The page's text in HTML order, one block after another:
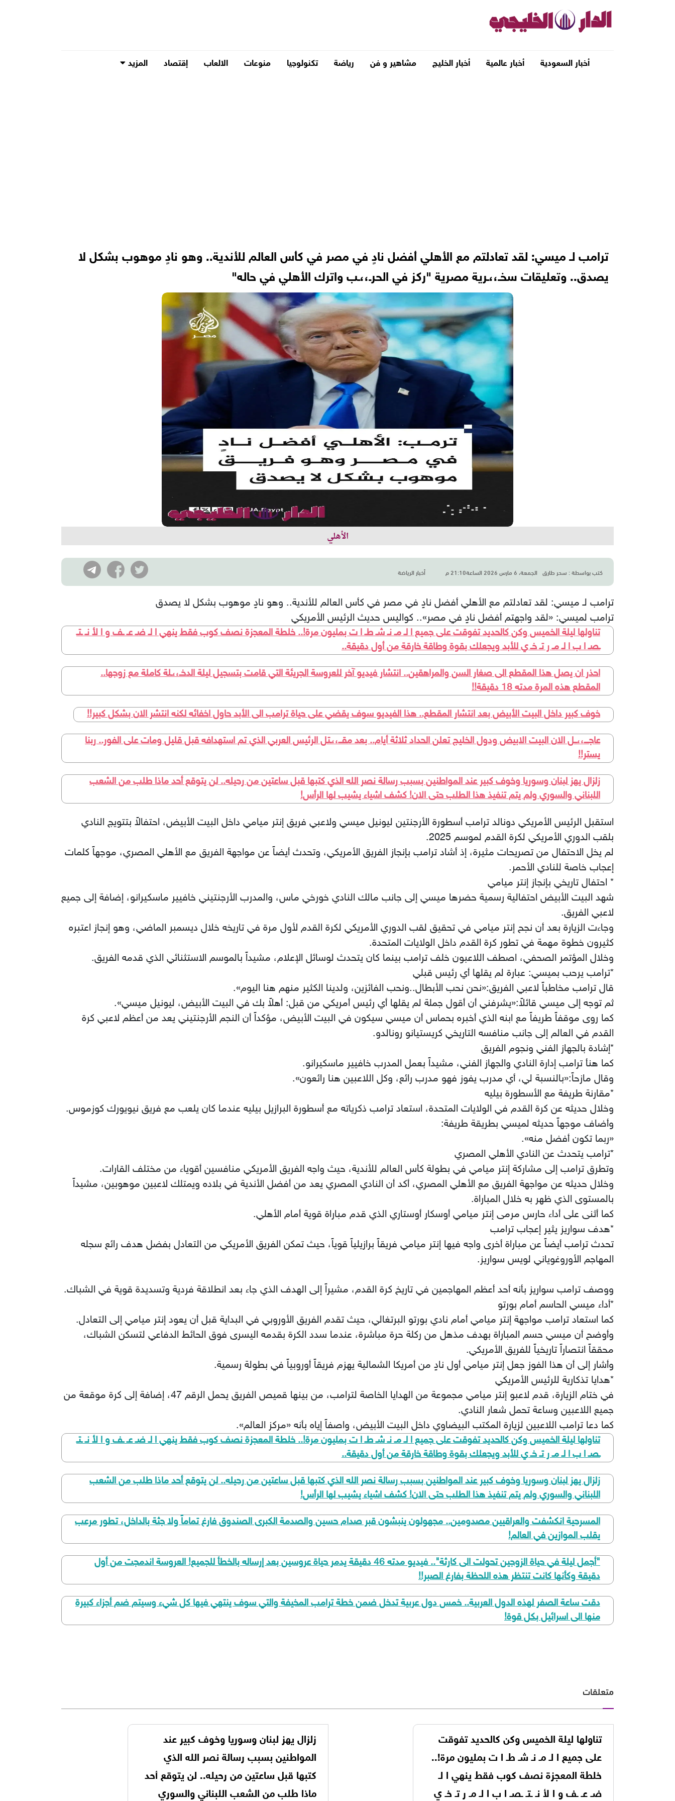
أخبار السعودية أخبار عالمية أخبار الخليج مشاهير و فن رياضة تكنولوجيا منوعات الالعاب إقتصاد المزيد
ترامب لـ ميسي: لقد تعادلتم مع الأهلي أفضل نادٍ في مصر في كأس العالم للأندية.. وهو نادٍ موهوب بشكل لا
يصدق.. وتعليقات سخـ،،ـرية مصرية "ركز في الحرـ،،ـب واترك الأهلي في حاله"
الأهلي
كتب بواسطة : سحر طارق الجمعة، 6 مارس 2026 الساعة21:10 م أخبار الرياضة
ترامب لـ ميسي: لقد تعادلتم مع الأهلي أفضل نادٍ في مصر في كأس العالم للأندية.. وهو نادٍ موهوب بشكل لا يصدق
ترامب لميسي: «لقد واجهتم أفضل نادٍ في مصر».. كواليس حديث الرئيس الأمريكي
تناولها ليلة الخميس وكن كالحديد تفوقت على جميع ا لـ مـ نـ شـ طـ ا ت بمليون مرة!.. خلطة المعجزة نصف كوب فقط ينهي ا لـ ضـ عـ ـف و ا لأ نـ ـتـ
ـصـ ا ب ا لـ مـ ر تـ خـ ي للأبد ويجعلك بقوة وطاقة خارقة من أول دقيقة..
احذر ان يصل هذا المقطع الى صغار السن والمراهقين.. انتشار فيديو آخر للعروسة الجريئة التي قامت بتسجيل ليلة الدخـ،،ـلة كاملة مع زوجها..
المقطع هذه المرة مدته 18 دقيقة!!
خوف كبير داخل البيت الأبيض بعد انتشار المقطع.. هذا الفيديو سوف يقضي على حياة ترامب الى الأبد حاول اخفائه لكنه انتشر الان بشكل كبير!!
عاجـــ،،ــل الان البيت الابيض ودول الخليج تعلن الحداد ثلاثة أيام.. بعد مقــ،،ـتل الرئيس العربي الذي تم استهدافه قبل قليل ومات على الفور.. ربنا
يستر!!
زلزال يهز لبنان وسوريا وخوف كبير عند المواطنين بسبب رسالة نصر الله الذي كتبها قبل ساعتين من رحيله.. لن يتوقع أحد ماذا طلب من الشعب
اللبناني والسوري ولم يتم تنفيذ هذا الطلب حتى الان! كشف اشياء يشيب لها الرأس!
استقبل الرئيس الأمريكي دونالد ترامب أسطورة الأرجنتين ليونيل ميسي ولاعبي فريق إنتر ميامي داخل البيت الأبيض، احتفالاً بتتويج النادي
بلقب الدوري الأمريكي لكرة القدم لموسم 2025.
لم يخل الاحتفال من تصريحات مثيرة، إذ أشاد ترامب بإنجاز الفريق الأمريكي، وتحدث أيضاً عن مواجهة الفريق مع الأهلي المصري، موجهاً كلمات
إعجاب خاصة للنادي الأحمر.
* احتفال تاريخي بإنجاز إنتر ميامي
شهد البيت الأبيض احتفالية رسمية حضرها ميسي إلى جانب مالك النادي خورخي ماس، والمدرب الأرجنتيني خافيير ماسكيرانو، إضافة إلى جميع
لاعبي الفريق.
وجاءت الزيارة بعد أن نجح إنتر ميامي في تحقيق لقب الدوري الأمريكي لكرة القدم لأول مرة في تاريخه خلال ديسمبر الماضي، وهو إنجاز اعتبره
كثيرون خطوة مهمة في تطور كرة القدم داخل الولايات المتحدة.
وخلال المؤتمر الصحفي، اصطف اللاعبون خلف ترامب بينما كان يتحدث لوسائل الإعلام، مشيداً بالموسم الاستثنائي الذي قدمه الفريق.
*ترامب يرحب بميسي: عبارة لم يقلها أي رئيس قبلي
قال ترامب مخاطباً لاعبي الفريق:«نحن نحب الأبطال..ونحب الفائزين، ولدينا الكثير منهم هنا اليوم».
ثم توجه إلى ميسي قائلاً:«يشرفني أن أقول جملة لم يقلها أي رئيس أمريكي من قبل: أهلاً بك في البيت الأبيض، ليونيل ميسي».
كما روى موقفاً طريفاً مع ابنه الذي أخبره بحماس أن ميسي سيكون في البيت الأبيض، مؤكداً أن النجم الأرجنتيني يعد من أعظم لاعبي كرة
القدم في العالم إلى جانب منافسه التاريخي كريستيانو رونالدو.
*إشادة بالجهاز الفني ونجوم الفريق
كما هنأ ترامب إدارة النادي والجهاز الفني، مشيداً بعمل المدرب خافيير ماسكيرانو.
وقال مازحاً:«بالنسبة لي، أي مدرب يفوز فهو مدرب رائع، وكل اللاعبين هنا رائعون».
*مقارنة طريفة مع الأسطورة بيليه
وخلال حديثه عن كرة القدم في الولايات المتحدة، استعاد ترامب ذكرياته مع أسطورة البرازيل بيليه عندما كان يلعب مع فريق نيويورك كوزموس.
وأضاف موجهاً حديثه لميسي بطريقة طريفة:
«ربما تكون أفضل منه».
*ترامب يتحدث عن النادي الأهلي المصري
وتطرق ترامب إلى مشاركة إنتر ميامي في بطولة كأس العالم للأندية، حيث واجه الفريق الأمريكي منافسين أقوياء من مختلف القارات.
وخلال حديثه عن مواجهة الفريق مع الأهلي المصري، أكد أن النادي المصري يعد من أفضل الأندية في بلاده ويمتلك لاعبين موهوبين، مشيداً
بالمستوى الذي ظهر به خلال المباراة.
كما أثنى على أداء حارس مرمى إنتر ميامي أوسكار أوستاري الذي قدم مباراة قوية أمام الأهلي.
*هدف سواريز يثير إعجاب ترامب
تحدث ترامب أيضاً عن مباراة أخرى واجه فيها إنتر ميامي فريقاً برازيلياً قوياً، حيث تمكن الفريق الأمريكي من التعادل بفضل هدف رائع سجله
المهاجم الأوروغوياني لويس سواريز.
ووصف ترامب سواريز بأنه أحد أعظم المهاجمين في تاريخ كرة القدم، مشيراً إلى الهدف الذي جاء بعد انطلاقة فردية وتسديدة قوية في الشباك.
*أداء ميسي الحاسم أمام بورتو
كما استعاد ترامب مواجهة إنتر ميامي أمام نادي بورتو البرتغالي، حيث تقدم الفريق الأوروبي في البداية قبل أن يعود إنتر ميامي إلى التعادل.
وأوضح أن ميسي حسم المباراة بهدف مذهل من ركلة حرة مباشرة، عندما سدد الكرة بقدمه اليسرى فوق الحائط الدفاعي لتسكن الشباك،
محققاً انتصاراً تاريخياً للفريق الأمريكي.
وأشار إلى أن هذا الفوز جعل إنتر ميامي أول نادٍ من أمريكا الشمالية يهزم فريقاً أوروبياً في بطولة رسمية.
*هدايا تذكارية للرئيس الأمريكي
في ختام الزيارة، قدم لاعبو إنتر ميامي مجموعة من الهدايا الخاصة لترامب، من بينها قميص الفريق يحمل الرقم 47، إضافة إلى كرة موقعة من
جميع اللاعبين وساعة تحمل شعار النادي.
كما دعا ترامب اللاعبين لزيارة المكتب البيضاوي داخل البيت الأبيض، واصفاً إياه بأنه «مركز العالم».
تناولها ليلة الخميس وكن كالحديد تفوقت على جميع ا لـ مـ نـ شـ طـ ا ت بمليون مرة!.. خلطة المعجزة نصف كوب فقط ينهي ا لـ ضـ عـ ـف و ا لأ نـ ـتـ
ـصـ ا ب ا لـ مـ ر تـ خـ ي للأبد ويجعلك بقوة وطاقة خارقة من أول دقيقة..
زلزال يهز لبنان وسوريا وخوف كبير عند المواطنين بسبب رسالة نصر الله الذي كتبها قبل ساعتين من رحيله.. لن يتوقع أحد ماذا طلب من الشعب
اللبناني والسوري ولم يتم تنفيذ هذا الطلب حتى الان! كشف اشياء يشيب لها الرأس!
المسرحية انكشفت والعراقيين مصدومين.. مجهولون ينبشون قبر صدام حسين والصدمة الكبرى الصندوق فارغ تماماً ولا جثة بالداخل، تطور مرعب
يقلب الموازين في العالم!
​"أجمل ليلة في حياة الزوجين تحولت الى كارثة".. فيديو مدته 46 دقيقة يدمر حياة عروسين بعد إرساله بالخطأ للجميع! العروسة اندمجت من أول
دقيقة وكأنها كانت تنتظر هذه اللحظة بفارغ الصبر!!
​دقت ساعة الصفر لهذه الدول العربية.. خمس دول عربية تدخل ضمن خطة ترامب المخيفة والتي سوف ينتهي فيها كل شيء وسيتم ضم أجزاء كبيرة
منها الى اسرائيل بكل قوة!
متعلقات
تناولها ليلة الخميس وكن كالحديد تفوقت
على جميع ا لـ مـ نـ شـ طـ ا ت بمليون مرة!..
خلطة المعجزة نصف كوب فقط ينهي ا لـ
ضـ عـ ـف و ا لأ نـ ـتـ ـصـ ا ب ا لـ مـ ر تـ خـ ي
زلزال يهز لبنان وسوريا وخوف كبير عند
المواطنين بسبب رسالة نصر الله الذي
كتبها قبل ساعتين من رحيله.. لن يتوقع أحد
ماذا طلب من الشعب اللبناني والسوري